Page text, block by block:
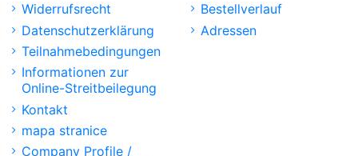
Widerrufsrecht
Datenschutzerklärung
Teilnahmebedingungen
Informationen zur
Online-Streitbeilegung
Kontakt
mapa stranice
Company Profile /
Bestellverlauf
Adressen